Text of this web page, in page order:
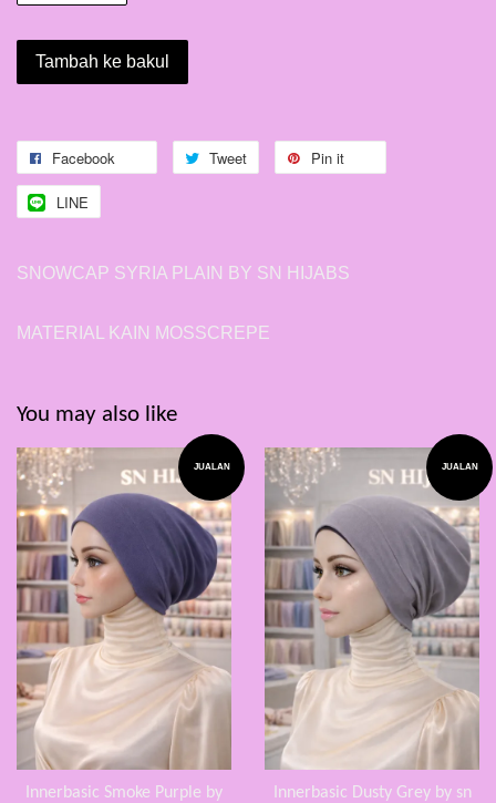
Tambah ke bakul
Facebook Tweet Pin it
LINE
SNOWCAP SYRIA PLAIN BY SN HIJABS
MATERIAL KAIN MOSSCREPE
You may also like
JUALAN
Innerbasic Smoke Purple by
JUALAN
Innerbasic Dusty Grey by sn